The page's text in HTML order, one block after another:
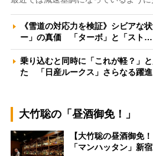
《雪道の対応力を検証》シビアな
ー」の真価 「ターボ」と「スト…
乗り込むと同時に「これが軽？」
た 「日産ルークス」さらなる躍
大竹聡の「昼酒御免！」
【大竹聡の昼酒御免
「マンハッタン」新